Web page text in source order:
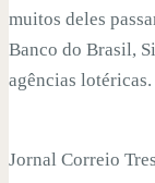
muitos deles
Banco do Brasil,
agências
Jornal Correio